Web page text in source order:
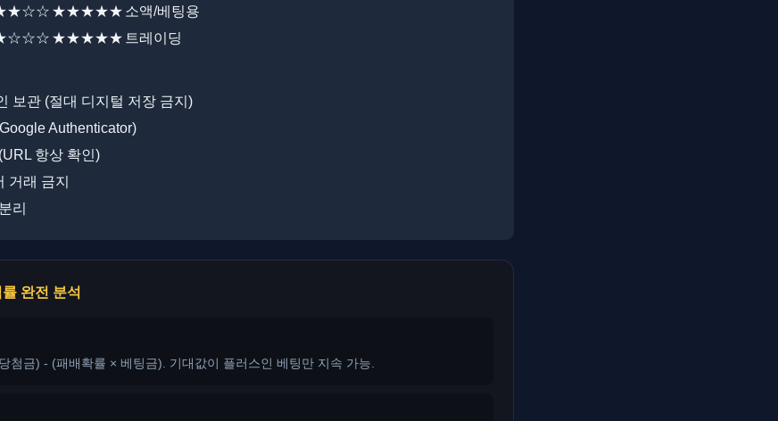
★★★★★ 소액/베팅용
★★★★★ 트레이딩
보관 (절대 디지털 저장 금지)
Authenticator)
항상 확인)
거래 금지
리
완전 분석
첨금) - (패배확률 × 베팅금). 기대값이 플러스인 베팅만 지속 가능.